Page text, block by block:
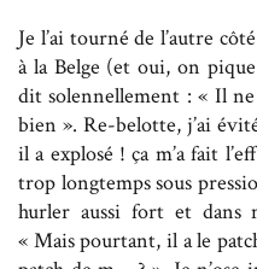
Je l’ai tourné de l’autre
à la Belge (et oui, on pique
dit solennellement : « Il
bien ». Re-belotte, j’ai
il a explosé ! ça m’a fait
trop longtemps sous
hurler aussi fort et dans
« Mais pourtant, il a le